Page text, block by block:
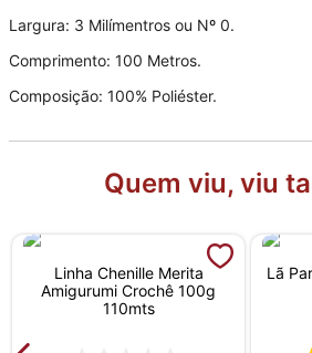
Largura: 3 Milímentros ou Nº 0.
Comprimento: 100 Metros.
Composição: 100% Poliéster.
Quem viu, viu
Linha Chenille Merita
Amigurumi Crochê 100g
110mts
Lã